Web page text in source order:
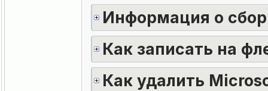
Информация о
Как записать на
Как удалить